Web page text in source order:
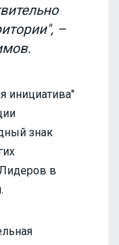
–
инициатива"
знак
в